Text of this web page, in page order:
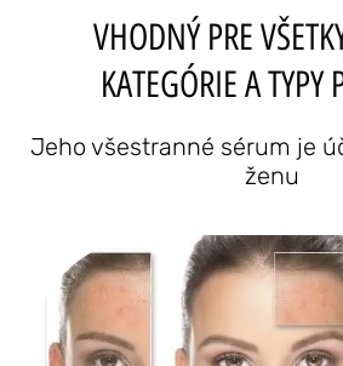
VHODNÝ PRE
KATEGÓRIE A TYPY
Jeho všestranné sérum je
ženu